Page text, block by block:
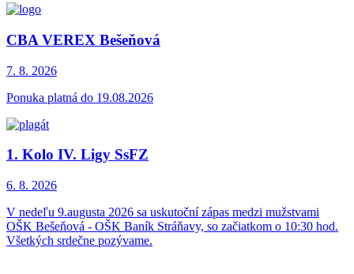
CBA VEREX Bešeňová
7. 8. 2026
Ponuka platná do 19.08.2026
1. Kolo IV. Ligy SsFZ
6. 8. 2026
V nedeľu 9.augusta 2026 sa uskutoční zápas medzi mužstvami
OŠK Bešeňová - OŠK Baník Stráňavy, so začiatkom o 10:30 hod.
Všetkých srdečne pozývame.